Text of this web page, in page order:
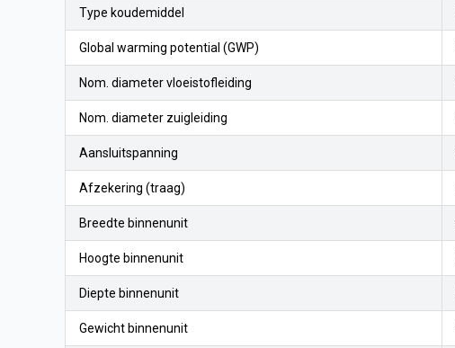
Type koudemiddel
Global warming potential (GWP)
Nom. diameter vloeistofleiding
Nom. diameter zuigleiding
Aansluitspanning
Afzekering (traag)
Breedte binnenunit
Hoogte binnenunit
Diepte binnenunit
Gewicht binnenunit